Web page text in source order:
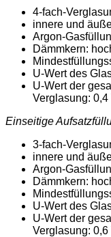
4-fach-
innere und
Argon-
Dämmkern:
U-Wert des
U-Wert der
Verglasung: 0,4
Einseitige
3-fach-
innere und
Argon-
Dämmkern:
U-Wert des
U-Wert der
Verglasung: 0,6